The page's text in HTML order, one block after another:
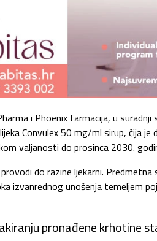
i Phoenix farmacija, u
Convulex 50 mg/ml sirup, čija
valjanosti do prosinca 2030.
do razine ljekarni.
izvanrednog unošenja temeljem
pronađene krhotine